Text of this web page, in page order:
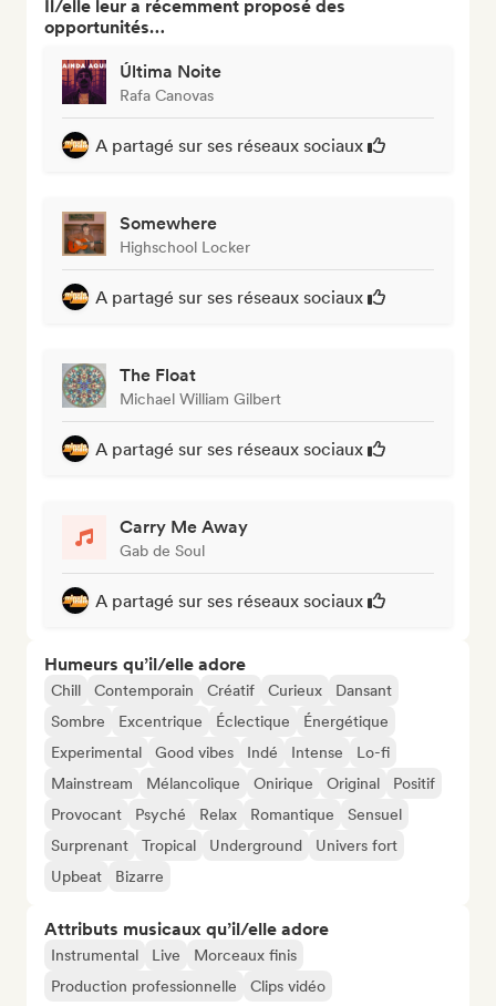
Il/elle leur a récemment proposé des
opportunités…
Última Noite
Rafa Canovas
A partagé sur ses réseaux sociaux
Somewhere
Highschool Locker
A partagé sur ses réseaux sociaux
The Float
Michael William Gilbert
A partagé sur ses réseaux sociaux
Carry Me Away
Gab de Soul
A partagé sur ses réseaux sociaux
Humeurs qu’il/elle adore
Chill Contemporain Créatif Curieux
Dansant
Sombre
Excentrique Éclectique
Énergétique
Experimental
Good vibes Indé Intense
Lo-fi
Mainstream
Mélancolique Onirique Original
Positif
Provocant
Psyché Relax Romantique
Sensuel
Surprenant
Tropical Underground
Univers fort
Upbeat
Bizarre
Attributs musicaux qu’il/elle adore
Instrumental Live
Morceaux finis
Production professionnelle
Clips vidéo